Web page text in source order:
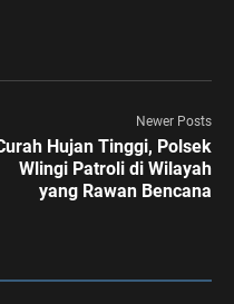
Newer Posts
Hujan Tinggi, Polsek
Wlingi Patroli di Wilayah
yang Rawan Bencana